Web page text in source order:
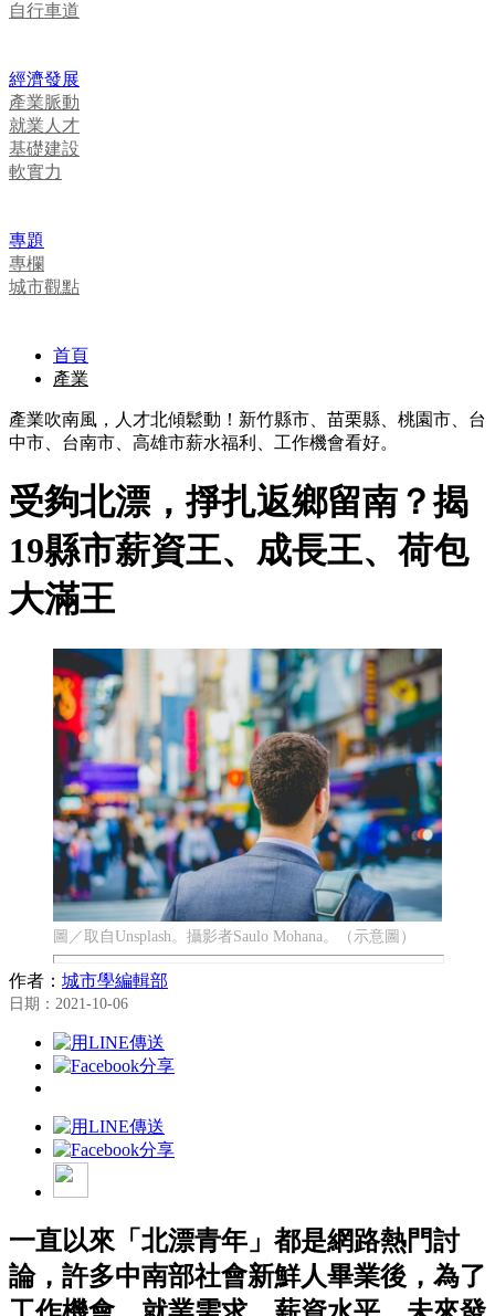
自行車道
經濟發展
產業脈動
就業人才
基礎建設
軟實力
專題
專欄
城市觀點
首頁
產業
產業吹南風，人才北傾鬆動！新竹縣市、苗栗縣、桃園市、台
中市、台南市、高雄市薪水福利、工作機會看好。
受夠北漂，掙扎返鄉留南？揭
19縣市薪資王、成長王、荷包
大滿王
圖／取自Unsplash。攝影者Saulo Mohana。（示意圖）
作者： 城市學編輯部
日期：2021-10-06
一直以來「北漂青年」都是網路熱門討
論，許多中南部社會新鮮人畢業後，為了